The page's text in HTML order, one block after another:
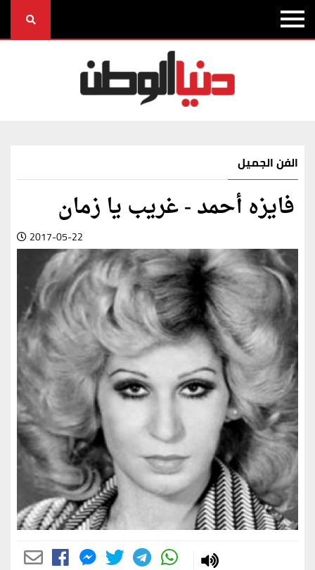
الفن الجميل
فايزه أحمد - غريب يا زمان
2017-05-22